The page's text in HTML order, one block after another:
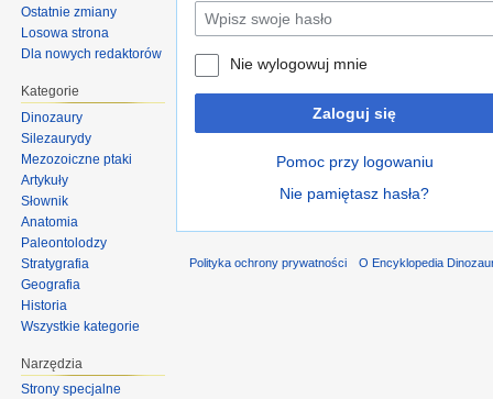
Nie wylogowuj mnie
Zaloguj się
Pomoc przy logowaniu
Nie pamiętasz hasła?
Ostatnie zmiany
Losowa strona
Dla nowych redaktorów
Kategorie
Dinozaury
Silezaurydy
Mezozoiczne ptaki
Artykuły
Słownik
Anatomia
Paleontolodzy
Stratygrafia
Geografia
Historia
Wszystkie kategorie
Narzędzia
Strony specjalne
Polityka ochrony prywatności O Encyklopedia